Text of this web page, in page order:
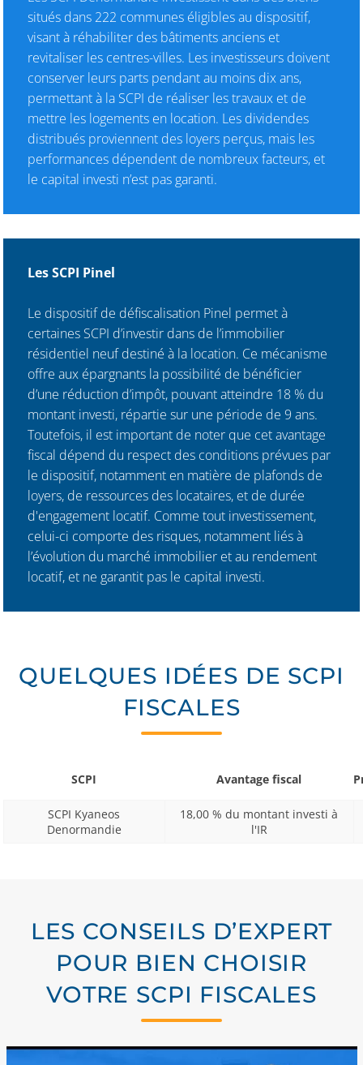
situés dans 222 communes éligibles au dispositif,
visant à réhabiliter des bâtiments anciens et
revitaliser les centres-villes. Les investisseurs doivent
conserver leurs parts pendant au moins dix ans,
permettant à la SCPI de réaliser les travaux et de
mettre les logements en location. Les dividendes
distribués proviennent des loyers perçus, mais les
performances dépendent de nombreux facteurs, et
le capital investi n’est pas garanti.
Les SCPI Pinel
Le dispositif de défiscalisation Pinel permet à
certaines SCPI d’investir dans de l’immobilier
résidentiel neuf destiné à la location. Ce mécanisme
offre aux épargnants la possibilité de bénéficier
d’une réduction d’impôt, pouvant atteindre 18 % du
montant investi, répartie sur une période de 9 ans.
Toutefois, il est important de noter que cet avantage
fiscal dépend du respect des conditions prévues par
le dispositif, notamment en matière de plafonds de
loyers, de ressources des locataires, et de durée
d'engagement locatif. Comme tout investissement,
celui-ci comporte des risques, notamment liés à
l’évolution du marché immobilier et au rendement
locatif, et ne garantit pas le capital investi.
QUELQUES IDÉES DE SCPI
FISCALES
SCPI Avantage fiscal
SCPI Kyaneos
Denormandie
18,00 % du montant investi à
l'IR
LES CONSEILS D’EXPERT
POUR BIEN CHOISIR
VOTRE SCPI FISCALES